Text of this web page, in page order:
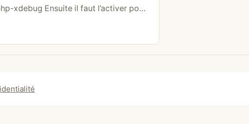
xdebug Ensuite il faut l’activer pour
PhpStorm par exemple Éditer le
php/5.6/mods-available/xdebug.ini et